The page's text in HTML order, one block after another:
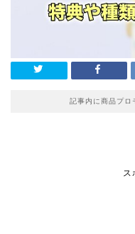
記事内に商品プロ
ス